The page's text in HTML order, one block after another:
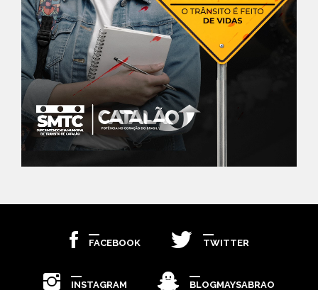
FACEBOOK TWITTER
INSTAGRAM BLOGMAYSABRAO